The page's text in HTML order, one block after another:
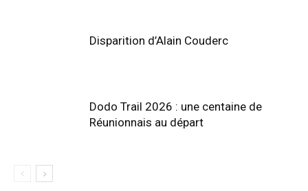
Disparition d’Alain Couderc
Dodo Trail 2026 : une centaine de
Réunionnais au départ